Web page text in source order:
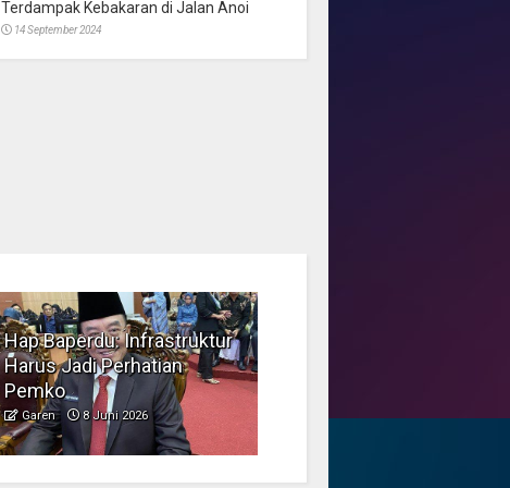
Terdampak Kebakaran di Jalan Anoi
14 September 2024
Hap Baperdu: Infrastruktur
Harus Jadi Perhatian
Pemko
Garen 8 Juni 2026 Garen 6 Juni 2026